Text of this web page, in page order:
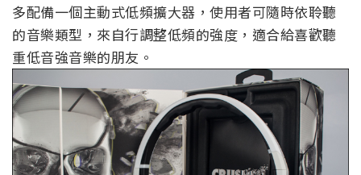
多配備一個主動式低頻擴大器，使用者可隨時依聆聽
的音樂類型，來自行調整低頻的強度，適合給喜歡聽
重低音強音樂的朋友。